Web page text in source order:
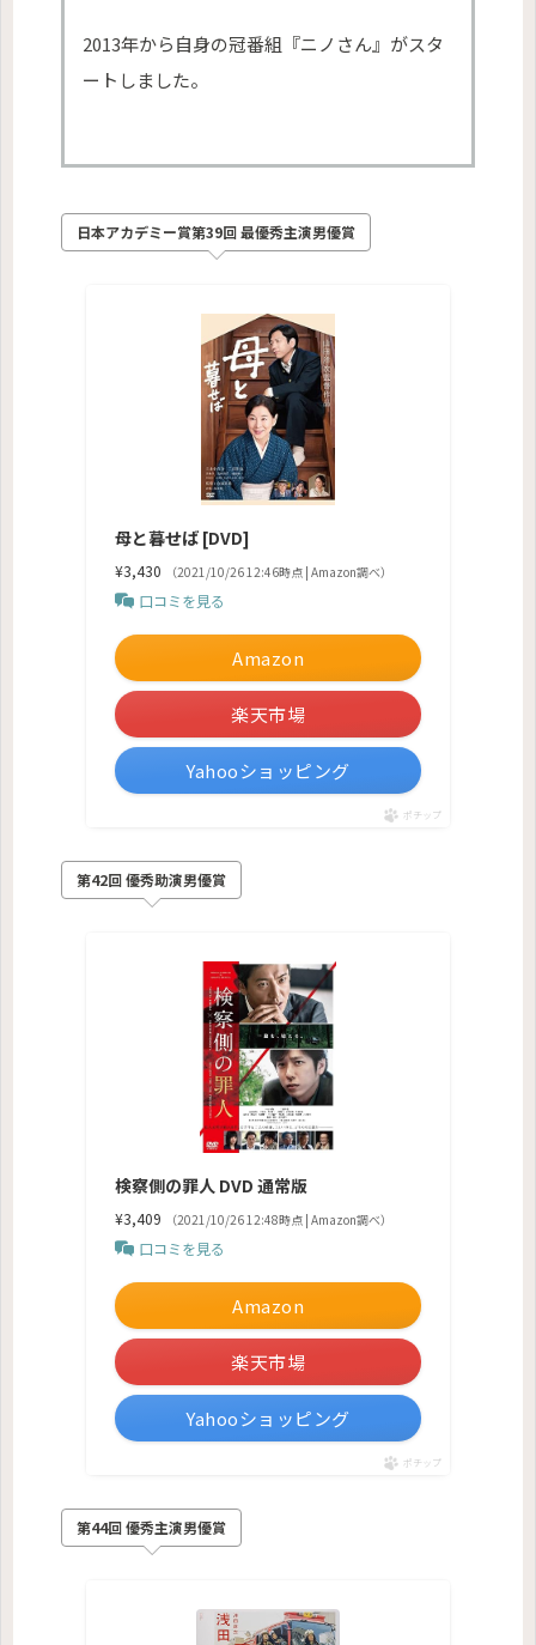
2013年から自身の冠番組『ニノさん』がスタ
ートしました。
日本アカデミー賞第39回 最優秀主演男優賞
母と暮せば [DVD]
¥3,430 （2021/10/26 12:46時点 | Amazon調べ）
口コミを見る
Amazon
楽天市場
Yahooショッピング
ポチップ
第42回 優秀助演男優賞
検察側の罪人 DVD 通常版
¥3,409 （2021/10/26 12:48時点 | Amazon調べ）
口コミを見る
Amazon
楽天市場
Yahooショッピング
ポチップ
第44回 優秀主演男優賞